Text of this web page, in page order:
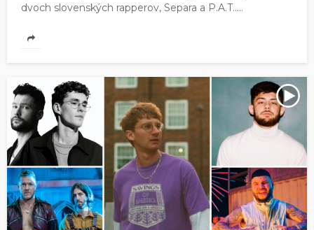
dvoch slovenských rapperov, Separa a P.A.T.....